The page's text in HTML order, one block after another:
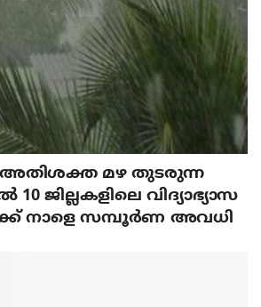
മഴ തുടരുന്ന
ജില്ലകളിലെ വിദ്യാഭ്യാസ
നാളെ സമ്പൂർണ അവധി